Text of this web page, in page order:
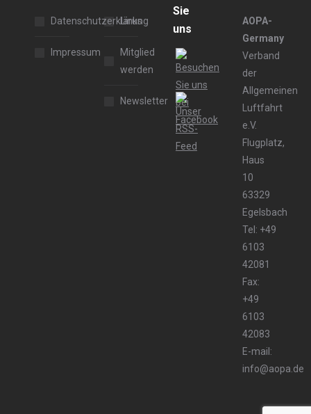
Datenschutzerklärung
Impressum
Links
Mitglied
werden
Newsletter
Sie
uns
AOPA-
Germany
Verband
der
Allgemeinen
Luftfahrt
e.V.
Flugplatz,
Haus
10
63329
Egelsbach
Tel: +49
6103
42081
Fax:
+49
6103
42083
E-mail:
info@aopa.de